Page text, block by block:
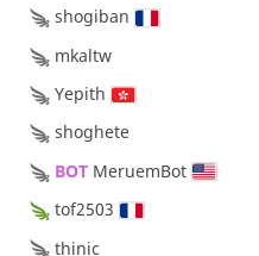
shogiban
mkaltw
Yepith
shoghete
BOT MeruemBot
tof2503
thinic